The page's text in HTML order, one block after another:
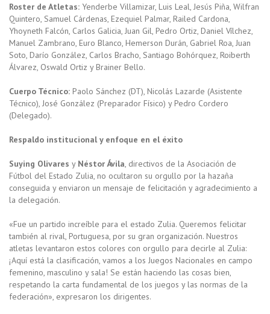
Roster de Atletas: Yenderbe Villamizar, Luis Leal, Jesús Piña, Wilfran
Quintero, Samuel Cárdenas, Ezequiel Palmar, Railed Cardona,
Yhoyneth Falcón, Carlos Galicia, Juan Gil, Pedro Ortiz, Daniel Vílchez,
Manuel Zambrano, Euro Blanco, Hemerson Durán, Gabriel Roa, Juan
Soto, Darío González, Carlos Bracho, Santiago Bohórquez, Roiberth
Álvarez, Oswald Ortiz y Brainer Bello.
Cuerpo Técnico: Paolo Sánchez (DT), Nicolás Lazarde (Asistente
Técnico), José González (Preparador Físico) y Pedro Cordero
(Delegado).
Respaldo institucional y enfoque en el éxito
Suying Olivares y Néstor Ávila, directivos de la Asociación de
Fútbol del Estado Zulia, no ocultaron su orgullo por la hazaña
conseguida y enviaron un mensaje de felicitación y agradecimiento a
la delegación.
«Fue un partido increíble para el estado Zulia. Queremos felicitar
también al rival, Portuguesa, por su gran organización. Nuestros
atletas levantaron estos colores con orgullo para decirle al Zulia:
¡Aquí está la clasificación, vamos a los Juegos Nacionales en campo
femenino, masculino y sala! Se están haciendo las cosas bien,
respetando la carta fundamental de los juegos y las normas de la
federación», expresaron los dirigentes.